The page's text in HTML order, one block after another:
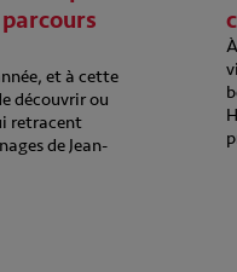
et à cette
découvrir ou
retracent
de Jean-